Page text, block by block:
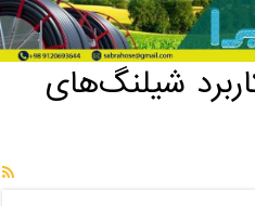
مکش
شیلنگ‌های